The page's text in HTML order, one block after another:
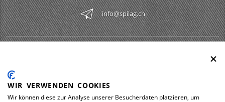
info@spilag.ch
LEGAL
DOWNLOADS
WIR VERWENDEN COOKIES
Wir können diese zur Analyse unserer Besucherdaten platzieren, um